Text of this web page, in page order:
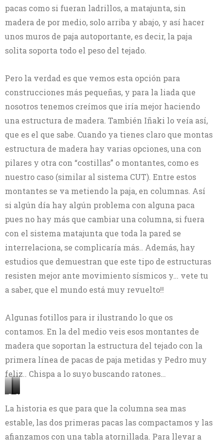
pacas como si fueran ladrillos, a matajunta, sin
madera de por medio, solo arriba y abajo, y así hacer
unos muros de paja autoportante, es decir, la paja
solita soporta todo el peso del tejado.
Pero la verdad es que vemos esta opción para
construcciones más pequeñas, y para la liada que
nosotros tenemos creímos que iría mejor haciendo
una estructura de madera. También Iñaki lo veía así,
que es el que sabe. Cuando ya tienes claro que montas
estructura de madera hay varias opciones, una con
pilares y otra con “costillas” o montantes, como es
nuestro caso (similar al sistema CUT). Entre estos
montantes se va metiendo la paja, en columnas. Así
si algún día hay algún problema con alguna paca
pues no hay más que cambiar una columna, si fuera
con el sistema matajunta que toda la pared se
interrelaciona, se complicaría más.. Además, hay
estudios que demuestran que este tipo de estructuras
resisten mejor ante movimiento sísmicos y… vete tu
a saber, que el mundo está muy revuelto!!
Algunas fotillos para ir ilustrando lo que os
contamos. En la del medio veis esos montantes de
madera que soportan la estructura del tejado con la
primera línea de pacas de paja metidas y Pedro muy
feliz.. Chispa a lo suyo buscando ratones…
Primer
tetris
apretar
pacas
Montantes
y
línea
pacas
2º
invento
para
apretar
La historia es que para que la columna sea mas
estable, las dos primeras pacas las compactamos y las
afianzamos con una tabla atornillada. Para llevar a